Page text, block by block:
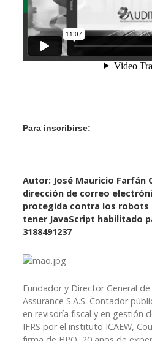
Para inscribirse:
Autor: José Mauricio Farfán
dirección de correo
protegida contra los robots
tener JavaScript habilitado
3188491237
Fundador y Director General de
Assurance S.A.S. Contador
en revisoría fiscal y en gestión
IFRS por el instituto ICAEW,